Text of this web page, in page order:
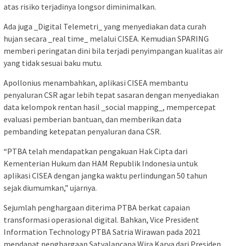
atas risiko terjadinya longsor diminimalkan.
Ada juga _Digital Telemetri_ yang menyediakan data curah
hujan secara _real time_ melalui CISEA. Kemudian SPARING
memberi peringatan dini bila terjadi penyimpangan kualitas air
yang tidak sesuai baku mutu.
Apollonius menambahkan, aplikasi CISEA membantu
penyaluran CSR agar lebih tepat sasaran dengan menyediakan
data kelompok rentan hasil _social mapping_, mempercepat
evaluasi pemberian bantuan, dan memberikan data
pembanding ketepatan penyaluran dana CSR.
“PTBA telah mendapatkan pengakuan Hak Cipta dari
Kementerian Hukum dan HAM Republik Indonesia untuk
aplikasi CISEA dengan jangka waktu perlindungan 50 tahun
sejak diumumkan,” ujarnya.
Sejumlah penghargaan diterima PTBA berkat capaian
transformasi operasional digital. Bahkan, Vice President
Information Technology PTBA Satria Wirawan pada 2021
mendapat penghargaan Satyalancana Wira Karya dari Presiden